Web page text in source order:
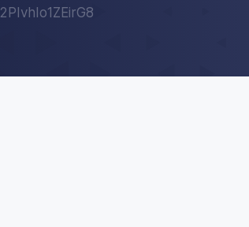
2PIvhIo1ZEirG8